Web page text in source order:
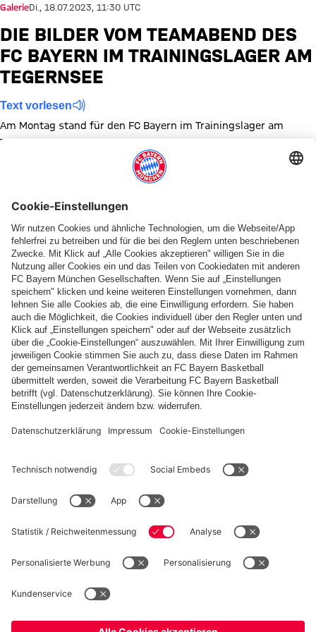
GalerieDi., 18.07.2023, 11:30 UTC
DIE BILDER VOM TEAMABEND DES
FC BAYERN IM TRAININGSLAGER AM
TEGERNSEE
Text vorlesen
Am Montag stand für den FC Bayern im Trainingslager am
Tegernsee ein Teamabend auf dem Programm. In der Galerie
Zeige in voller Größe
Zeige in voller Größe
Zeige in voller Größe
Zeige in voller Größe
Themen dieser Bildergalerie
Training Bildergalerie
Vorbereitung
Trainingslager
News
Diese Bildergalerie teilen
PARTNER
fcbayern.com Basketball